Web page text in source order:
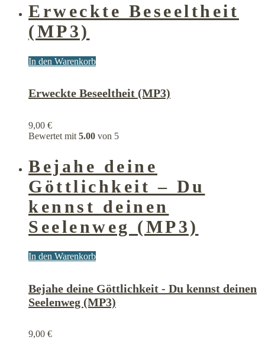
Erweckte Beseeltheit
(MP3)
In den Warenkorb
Erweckte Beseeltheit (MP3)
9,00 €
Bewertet mit 5.00 von 5
Bejahe deine
Göttlichkeit – Du
kennst deinen
Seelenweg (MP3)
In den Warenkorb
Bejahe deine Göttlichkeit - Du kennst deinen
Seelenweg (MP3)
9,00 €